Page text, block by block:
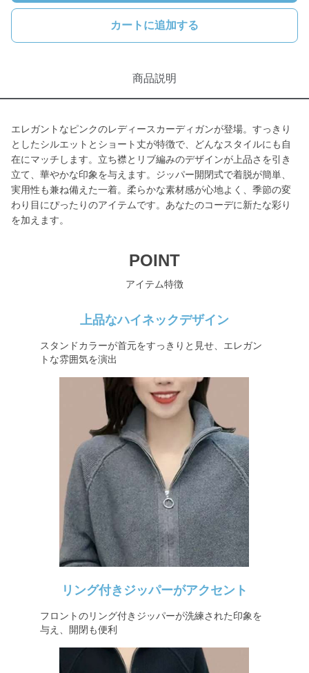
カートに追加する
商品説明
エレガントなピンクのレディースカーディガンが登場。すっきり
としたシルエットとショート丈が特徴で、どんなスタイルにも自
在にマッチします。立ち襟とリブ編みのデザインが上品さを引き
立て、華やかな印象を与えます。ジッパー開閉式で着脱が簡単、
実用性も兼ね備えた一着。柔らかな素材感が心地よく、季節の変
わり目にぴったりのアイテムです。あなたのコーデに新たな彩り
を加えます。
POINT
アイテム特徴
上品なハイネックデザイン
スタンドカラーが首元をすっきりと見せ、エレガン
トな雰囲気を演出
リング付きジッパーがアクセント
フロントのリング付きジッパーが洗練された印象を
与え、開閉も便利